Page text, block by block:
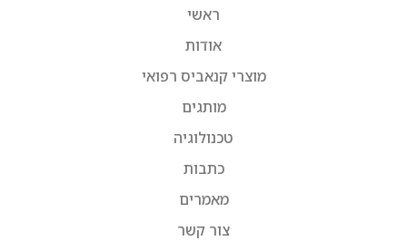
ראשי
אודות
מוצרי קנאביס רפואי
מותגים
טכנולוגיה
כתבות
מאמרים
צור קשר